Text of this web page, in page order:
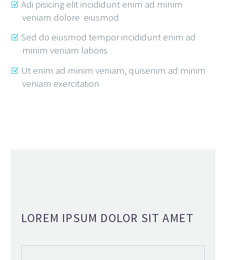
Adi pisicing elit incididunt enim ad minim
veniam dolore eiusmod
Sed do eiusmod tempor incididunt enim ad
minim veniam laboris
Ut enim ad minim veniam, quisenim ad minim
veniam exercitation
LOREM IPSUM DOLOR SIT AMET